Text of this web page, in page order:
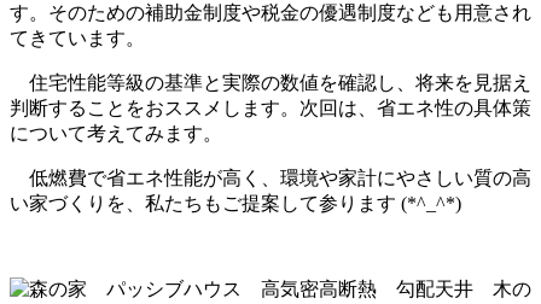
す。そのための補助金制度や税金の優遇制度なども用意され
てきています。
住宅性能等級の基準と実際の数値を確認し、将来を見据え
判断することをおススメします。次回は、省エネ性の具体策
について考えてみます。
低燃費で省エネ性能が高く、環境や家計にやさしい質の高
い家づくりを、私たちもご提案して参ります (*^_^*)